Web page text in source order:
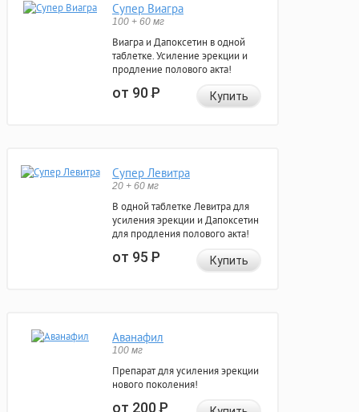
Супер Виагра
100 + 60 мг
Виагра и Дапоксетин в одной
таблетке. Усиление эрекции и
продление полового акта!
от 90Р Купить
Супер Левитра
20 + 60 мг
В одной таблетке Левитра для
усиления эрекции и Дапоксетин
для продления полового акта!
от 95Р Купить
Аванафил
100 мг
Препарат для усиления эрекции
нового поколения!
от 200Р